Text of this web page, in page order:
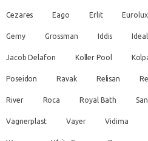
Cezares Eago Erlit Eurolux
Gemy Grossman Iddis
Jacob Delafon Koller Pool
Poseidon Ravak Relisan
River Roca Royal Bath
Vagnerplast Vayer Vidima